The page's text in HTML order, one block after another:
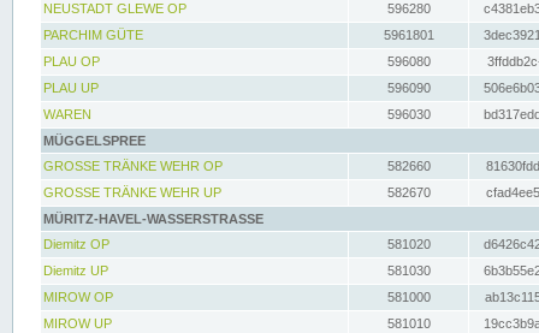
NEUSTADT GLEWE OP
596280
PARCHIM GÜTE
5961801
PLAU OP
596080
PLAU UP
596090
WAREN
596030
MÜGGELSPREE
GROSSE TRÄNKE WEHR OP
582660
GROSSE TRÄNKE WEHR UP
582670
MÜRITZ-HAVEL-WASSERSTRASSE
Diemitz OP
581020
Diemitz UP
581030
MIROW OP
581000
MIROW UP
581010